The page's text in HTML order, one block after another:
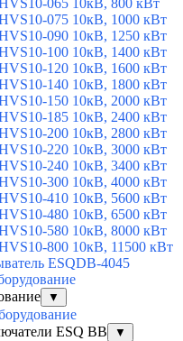
065 10кВ, 800 кВт
075 10кВ, 1000 кВт
090 10кВ, 1250 кВт
100 10кВ, 1400 кВт
120 10кВ, 1600 кВт
140 10кВ, 1800 кВт
150 10кВ, 2000 кВт
185 10кВ, 2400 кВт
200 10кВ, 2800 кВт
220 10кВ, 3000 кВт
240 10кВ, 3400 кВт
300 10кВ, 4000 кВт
410 10кВ, 5600 кВт
480 10кВ, 6500 кВт
580 10кВ, 8000 кВт
800 10кВ, 11500 кВт
ESQDB-4045
▼
ESQ BB
▼